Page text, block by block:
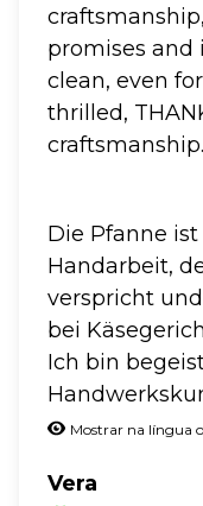
promises and
clean, even
thrilled,
Die Pfanne
Handarbeit,
verspricht
bei
Ich bin
Mostrar na língua
Vera